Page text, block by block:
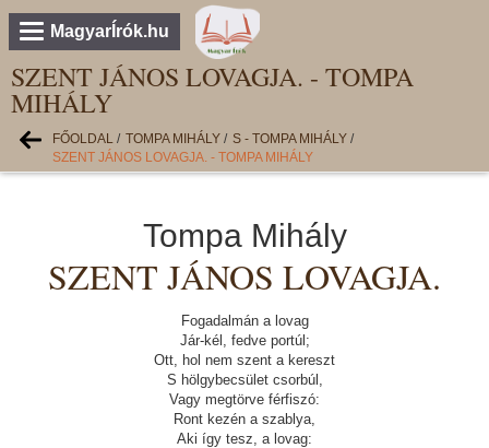
MagyarÍrók.hu
SZENT JÁNOS LOVAGJA. - TOMPA
MIHÁLY
FŐOLDAL / TOMPA MIHÁLY / S - TOMPA MIHÁLY /
SZENT JÁNOS LOVAGJA. - TOMPA MIHÁLY
Tompa Mihály
SZENT JÁNOS LOVAGJA.
Fogadalmán a lovag
Jár-kél, fedve portúl;
Ott, hol nem szent a kereszt
S hölgybecsület csorbúl,
Vagy megtörve férfiszó:
Ront kezén a szablya,
Aki így tesz, a lovag: